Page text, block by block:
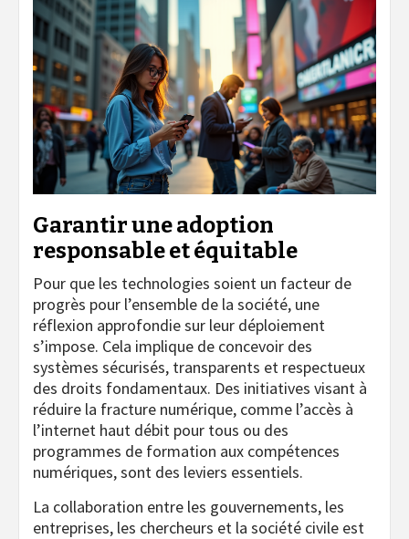
Garantir une adoption
responsable et équitable
Pour que les technologies soient un facteur de
progrès pour l’ensemble de la société, une
réflexion approfondie sur leur déploiement
s’impose. Cela implique de concevoir des
systèmes sécurisés, transparents et respectueux
des droits fondamentaux. Des initiatives visant à
réduire la fracture numérique, comme l’accès à
l’internet haut débit pour tous ou des
programmes de formation aux compétences
numériques, sont des leviers essentiels.
La collaboration entre les gouvernements, les
entreprises, les chercheurs et la société civile est